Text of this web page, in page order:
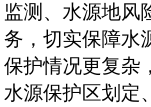
监测、水源地风
务，切实保障水
保护情况更复杂
水源保护区划定